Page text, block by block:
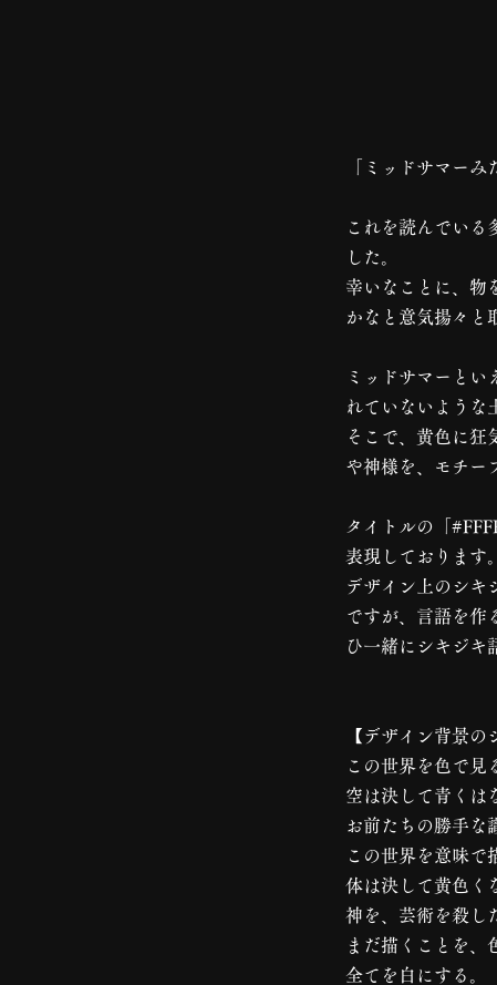
「ミッドサマーみ
これを読んでいる
した。
幸いなことに、物
かなと意気揚々と
ミッドサマーとい
れていないような
そこで、黄色に狂
や神様を、モチー
タイトルの「
表現しております。
デザイン上のシキ
ですが、言語を作
ひ一緒にシキジキ
【デザイン背景の
この世界を色で見
空は決して青くは
お前たちの勝手な
この世界を意味で
体は決して黄色く
神を、芸術を殺し
まだ描くことを、
全てを白にする。